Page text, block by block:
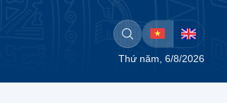
Thứ năm, 6/8/2026